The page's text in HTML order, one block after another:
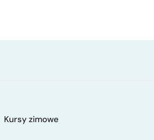
Kursy zimowe